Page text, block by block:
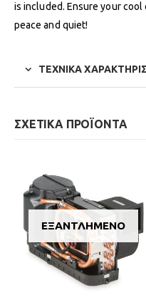
is included. Ensure your
peace and quiet!
ΤΕΧΝΙΚΑ
ΣΧΕΤΙΚΆ ΠΡΟΪΌΝΤΑ
ΕΞΑΝΤΛΗΜΈΝΟ